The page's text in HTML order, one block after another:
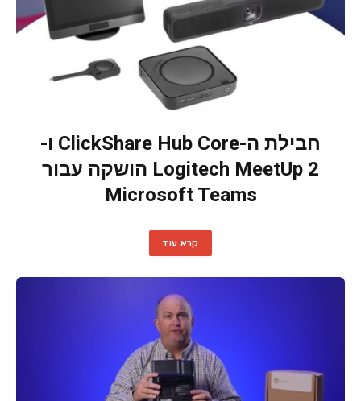
חבילת ה-ClickShare Hub Core ו-
Logitech MeetUp 2 הושקה עבור
Microsoft Teams
קרא עוד